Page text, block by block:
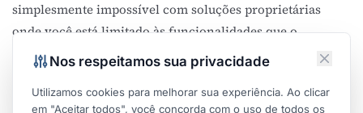
simplesmente impossível com soluções proprietárias
onde você está limitado às funcionalidades que o
fornecedor decide implementar.
Caso de Uso Real
: Uma fintech brasileira que trabalha
conosco naIntegrareimplementou APISIX e os resultados
Nos respeitamos sua privacidade
Utilizamos cookies para melhorar sua experiência. Ao clicar
em "Aceitar todos", você concorda com o uso de todos os